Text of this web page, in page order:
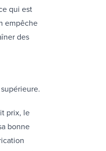
qui est
empêche
des
prix, le
bonne